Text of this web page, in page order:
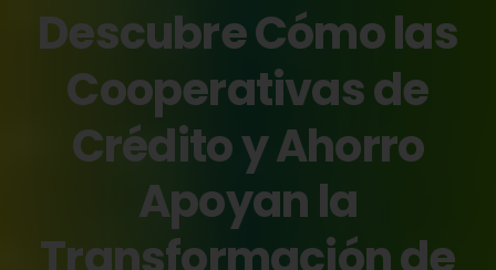
DescubreCómolas
Cooperativasde
CréditoyAhorro
Apoyanla